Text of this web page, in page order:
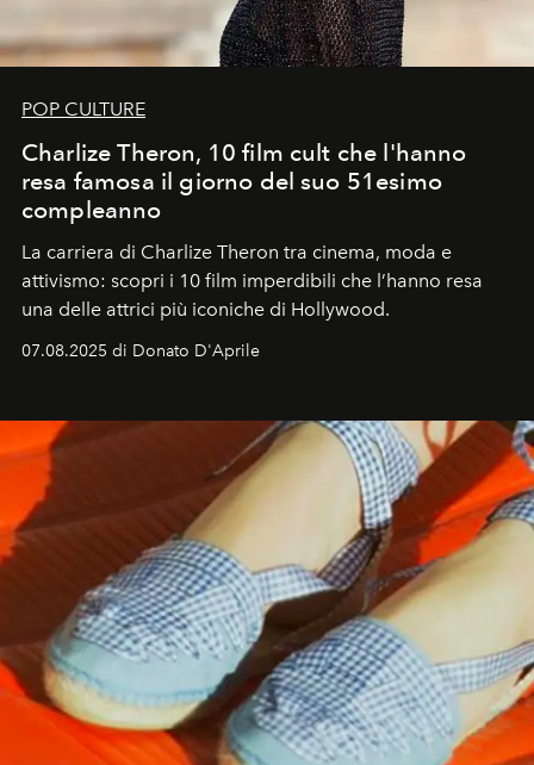
POP CULTURE
Charlize Theron, 10 film cult che l'hanno
resa famosa il giorno del suo 51esimo
compleanno
La carriera di Charlize Theron tra cinema, moda e
attivismo: scopri i 10 film imperdibili che l’hanno resa
una delle attrici più iconiche di Hollywood.
07.08.2025 di Donato D'Aprile